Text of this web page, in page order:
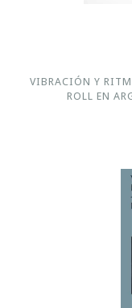
VIBRACIÓN Y
ROLL EN